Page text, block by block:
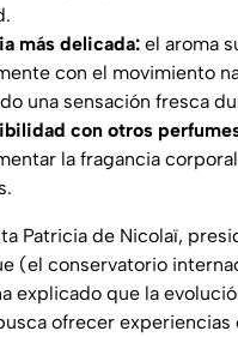
más delicada: el aroma
con el movimiento
una sensación fresca
con otros
la fragancia
Patricia de Nicolaï,
(el conservatorio
explicado que la
ofrecer experiencias